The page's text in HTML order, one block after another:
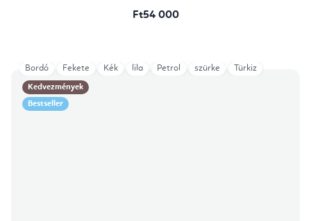
Ft54 000
Kedvezmények
Bestseller
Bordó Fekete Kék lila Petrol szürke Türkiz